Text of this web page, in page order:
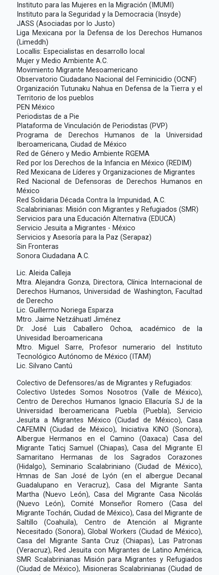
Instituto para las Mujeres en la Migración (IMUMI)
Instituto para la Seguridad y la Democracia (Insyde)
JASS (Asociadas por lo Justo)
Liga Mexicana por la Defensa de los Derechos Humanos
(Limeddh)
Locallis: Especialistas en desarrollo local
Mujer y Medio Ambiente A.C.
Movimiento Migrante Mesoamericano
Observatorio Ciudadano Nacional del Feminicidio (OCNF)
Organización Tutunaku Nahua en Defensa de la Tierra y el
Territorio de los pueblos
PEN México
Periodistas de a Pie
Plataforma de Vinculación de Periodistas (PVP)
Programa de Derechos Humanos de la Universidad
Iberoamericana, Ciudad de México
Red de Género y Medio Ambiente RGEMA
Red por los Derechos de la Infancia en México (REDIM)
Red Mexicana de Líderes y Organizaciones de Migrantes
Red Nacional de Defensoras de Derechos Humanos en
México
Red Solidaria Década Contra la Impunidad, A.C.
Scalabrinianas: Misión con Migrantes y Refugiados (SMR)
Servicios para una Educación Alternativa (EDUCA)
Servicio Jesuita a Migrantes - México
Servicios y Asesoría para la Paz (Serapaz)
Sin Fronteras
Sonora Ciudadana A.C.
Lic. Aleida Calleja
Mtra. Alejandra Gonza, Directora, Clínica Internacional de
Derechos Humanos, Universidad de Washington, Facultad
de Derecho
Lic. Guillermo Noriega Esparza
Mtro. Jaime Netzáhuatl Jiménez
Dr. José Luis Caballero Ochoa, académico de la
Univesidad Iberoamericana
Mtro. Miguel Sarre, Profesor numerario del Instituto
Tecnológico Autónomo de México (ITAM)
Lic. Silvano Cantú
Colectivo de Defensores/as de Migrantes y Refugiados:
Colectivo Ustedes Somos Nosotros (Valle de México),
Centro de Derechos Humanos Ignacio Ellacuría SJ de la
Universidad Iberoamericana Puebla (Puebla), Servicio
Jesuita a Migrantes México (Ciudad de México), Casa
CAFEMIN (Ciudad de México), Iniciativa KINO (Sonora),
Albergue Hermanos en el Camino (Oaxaca) Casa del
Migrante Taticj Samuel (Chiapas), Casa del Migrante El
Samaritano Hermanas de los Sagrados Corazones
(Hidalgo), Seminario Scalabriniano (Ciudad de México),
Hmnas de San José de Lyón (en el albergue Decanal
Guadalupano en Veracruz), Casa del Migrante Santa
Martha (Nuevo León), Casa del Migrante Casa Nicolás
(Nuevo León), Comité Monseñor Romero (Casa del
Migrante Tochán, Ciudad de México), Casa del Migrante de
Saltillo (Coahuila), Centro de Atención al Migrante
Necesitado (Sonora), Global Workers (Ciudad de México),
Casa del Migrante Santa Cruz (Chiapas), Las Patronas
(Veracruz), Red Jesuita con Migrantes de Latino América,
SMR Scalabrinianas Misión para Migrantes y Refugiados
(Ciudad de México), Misioneras Scalabrinianas (Ciudad de